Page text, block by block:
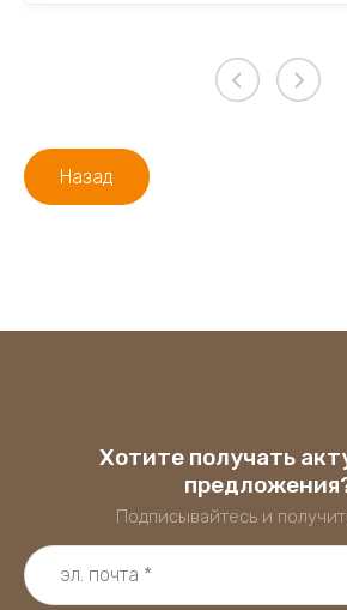
Назад
Хотите получать
Подписывайтесь и